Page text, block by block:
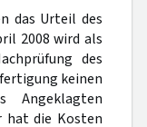
das Urteil des
2008 wird als
des
keinen
Angeklagten
hat die Kosten